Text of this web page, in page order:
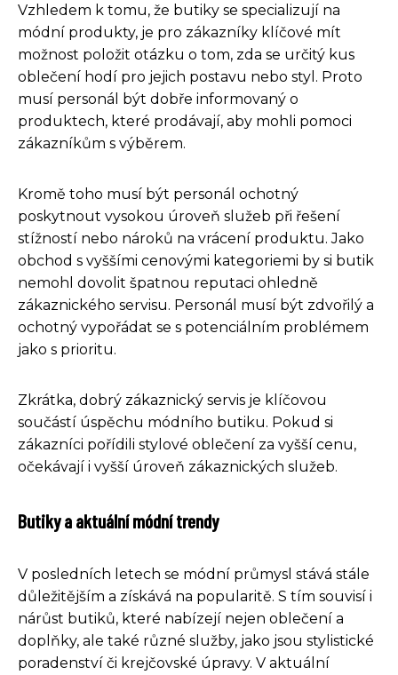
Vzhledem k tomu, že butiky se specializují na
módní produkty, je pro zákazníky klíčové mít
možnost položit otázku o tom, zda se určitý kus
oblečení hodí pro jejich postavu nebo styl. Proto
musí personál být dobře informovaný o
produktech, které prodávají, aby mohli pomoci
zákazníkům s výběrem.
Kromě toho musí být personál ochotný
poskytnout vysokou úroveň služeb při řešení
stížností nebo nároků na vrácení produktu. Jako
obchod s vyššími cenovými kategoriemi by si butik
nemohl dovolit špatnou reputaci ohledně
zákaznického servisu. Personál musí být zdvořilý a
ochotný vypořádat se s potenciálním problémem
jako s prioritu.
Zkrátka, dobrý zákaznický servis je klíčovou
součástí úspěchu módního butiku. Pokud si
zákazníci pořídili stylové oblečení za vyšší cenu,
očekávají i vyšší úroveň zákaznických služeb.
Butiky a aktuální módní trendy
V posledních letech se módní průmysl stává stále
důležitějším a získává na popularitě. S tím souvisí i
nárůst butiků, které nabízejí nejen oblečení a
doplňky, ale také různé služby, jako jsou stylistické
poradenství či krejčovské úpravy. V aktuální